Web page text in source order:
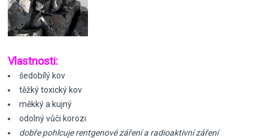
Vlastnosti:
šedobílý kov
těžký toxický kov
měkký a kujný
odolný vůči korozi
dobře pohlcuje rentgenové záření a radioaktivní záření